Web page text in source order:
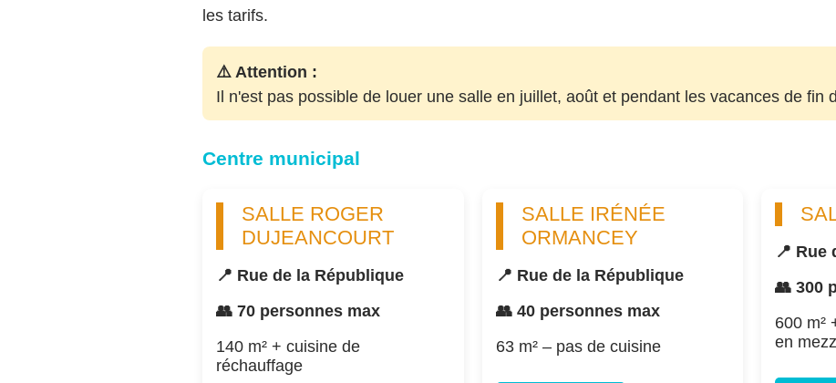
les tarifs.
⚠️ Attention :
Il n'est pas possible de louer une salle en juillet, août et pendant les vacances de fin
Centre municipal
SALLE ROGER
DUJEANCOURT
📍 Rue de la République
👥 70 personnes max
140 m² + cuisine de
réchauffage
SALLE IRÉNÉE
ORMANCEY
📍 Rue de la République
👥 40 personnes max
63 m² – pas de cuisine
📍 Rue
👥 300
600 m²
en